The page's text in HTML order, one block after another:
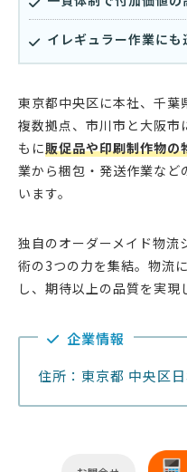
イレギュラー作業に
東京都中央区に本社、千
複数拠点、市川市と大阪
もに販促品や印刷制作物の
業から梱包・発送作業など
います。
独自のオーダーメイド物流
術の3つの力を集結。物流
し、期待以上の品質を実現
企業情報
住所：東京都 中央区